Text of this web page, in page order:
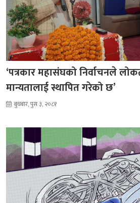
‘पत्रकार महासंघको निर्वाचनले
मान्यतालाई स्थापित गरेको छ’
बुधबार, पुस ३, २०८१